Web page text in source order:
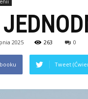
2025 263 0
Tweet